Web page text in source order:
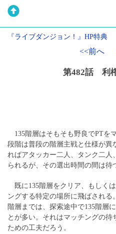
『ライブダンジョン！』HP特典
<<前へ
第482話 利
135階層はそもそも野良でPTを
段階は普段の階層主戦と仕様が異
ればアタッカー二人、タンク二人
られるが、その選出時間の間は待
既に135階層をクリア、もしく
ングする特定の場所に飛ばされる
階層までは、探索途中で135階層
とが多い。それはマッチングの
ための工夫だろう。